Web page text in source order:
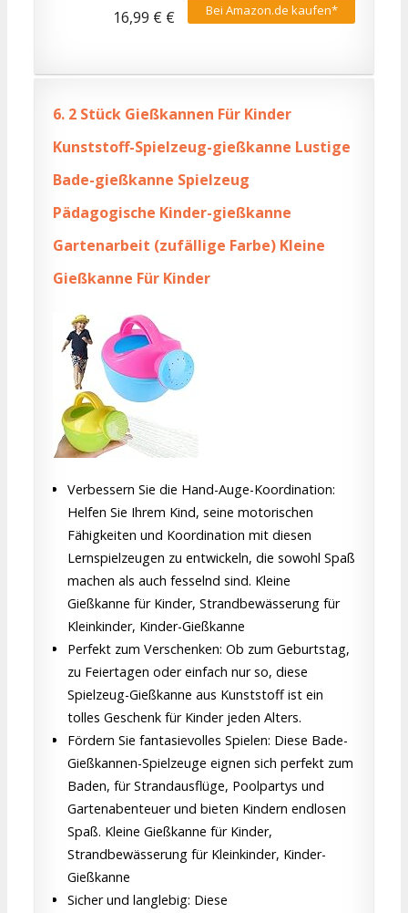
Bei Amazon.de kaufen*
16,99 € €
6. 2 Stück Gießkannen Für Kinder
Kunststoff-Spielzeug-gießkanne Lustige
Bade-gießkanne Spielzeug
Pädagogische Kinder-gießkanne
Gartenarbeit (zufällige Farbe) Kleine
Gießkanne Für Kinder
Verbessern Sie die Hand-Auge-Koordination:
Helfen Sie Ihrem Kind, seine motorischen
Fähigkeiten und Koordination mit diesen
Lernspielzeugen zu entwickeln, die sowohl Spaß
machen als auch fesselnd sind. Kleine
Gießkanne für Kinder, Strandbewässerung für
Kleinkinder, Kinder-Gießkanne
Perfekt zum Verschenken: Ob zum Geburtstag,
zu Feiertagen oder einfach nur so, diese
Spielzeug-Gießkanne aus Kunststoff ist ein
tolles Geschenk für Kinder jeden Alters.
Fördern Sie fantasievolles Spielen: Diese Bade-
Gießkannen-Spielzeuge eignen sich perfekt zum
Baden, für Strandausflüge, Poolpartys und
Gartenabenteuer und bieten Kindern endlosen
Spaß. Kleine Gießkanne für Kinder,
Strandbewässerung für Kleinkinder, Kinder-
Gießkanne
Sicher und langlebig: Diese